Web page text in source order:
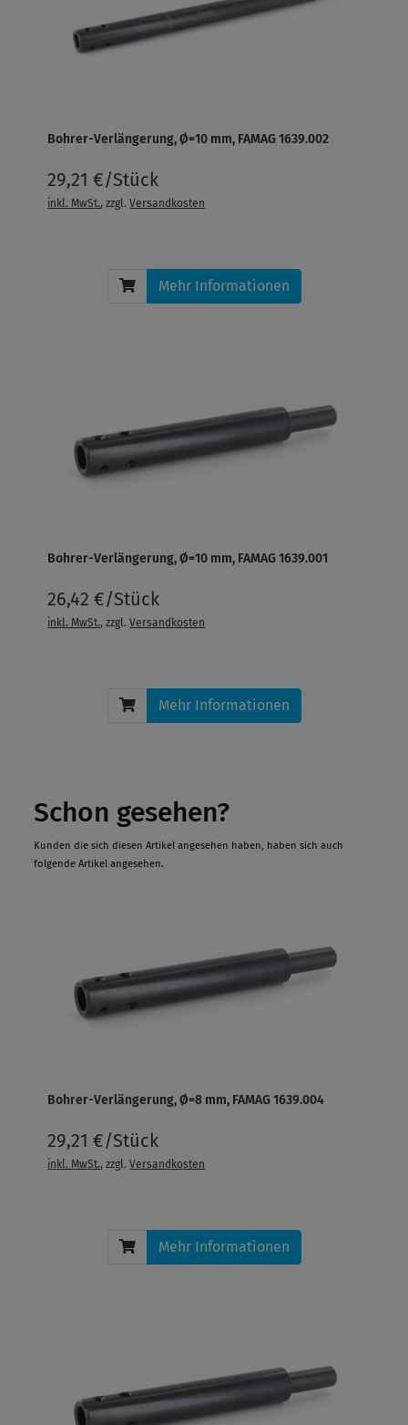
Bohrer-Verlängerung, Ø=10 mm, FAMAG 1639.002
29,21 €/Stück
inkl. MwSt., zzgl.Versandkosten
Mehr Informationen
Bohrer-Verlängerung, Ø=10 mm, FAMAG 1639.001
26,42 €/Stück
inkl. MwSt., zzgl.Versandkosten
Mehr Informationen
Schon gesehen?
Kunden die sich diesen Artikel angesehen haben, haben sich auch
folgende Artikel angesehen.
Bohrer-Verlängerung, Ø=8 mm, FAMAG 1639.004
29,21 €/Stück
inkl. MwSt., zzgl.Versandkosten
Mehr Informationen